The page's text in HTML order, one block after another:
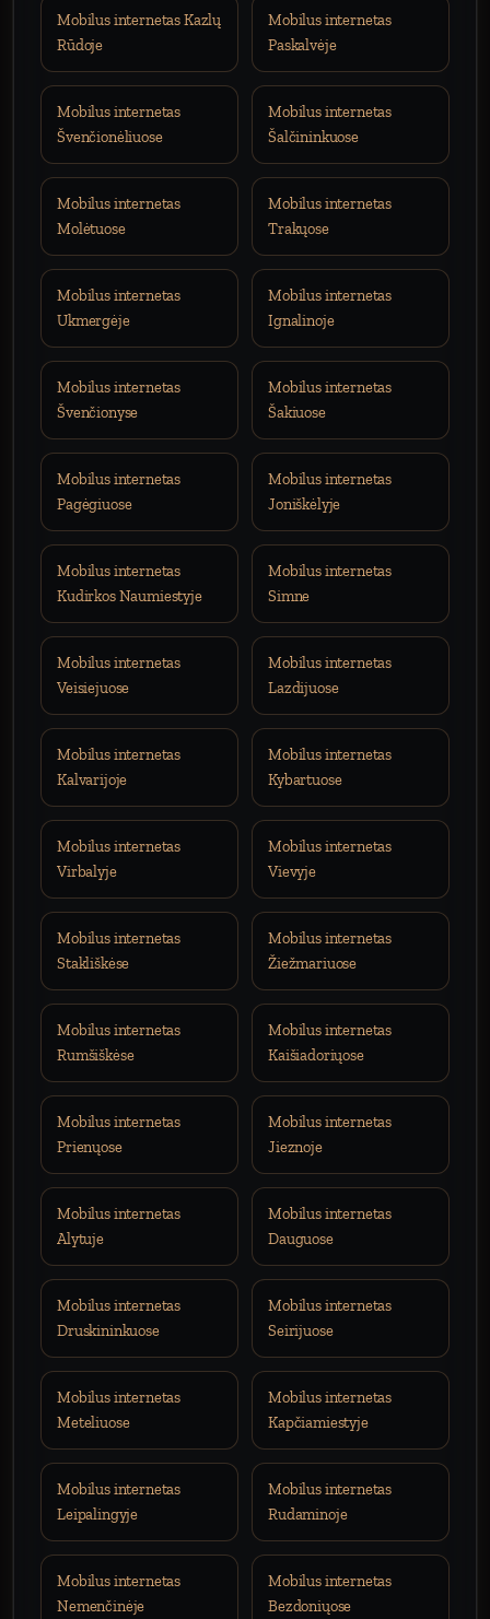
Mobilus internetas Kazlų
Rūdoje
Mobilus internetas
Paskalvėje
Mobilus internetas
Švenčionėliuose
Mobilus internetas
Šalčininkuose
Mobilus internetas
Molėtuose
Mobilus internetas
Trakųose
Mobilus internetas
Ukmergėje
Mobilus internetas
Ignalinoje
Mobilus internetas
Švenčionyse
Mobilus internetas
Šakiuose
Mobilus internetas
Pagėgiuose
Mobilus internetas
Joniškėlyje
Mobilus internetas
Kudirkos Naumiestyje
Mobilus internetas
Simne
Mobilus internetas
Veisiejuose
Mobilus internetas
Lazdijuose
Mobilus internetas
Kalvarijoje
Mobilus internetas
Kybartuose
Mobilus internetas
Virbalyje
Mobilus internetas
Vievyje
Mobilus internetas
Stakliškėse
Mobilus internetas
Žiežmariuose
Mobilus internetas
Rumšiškėse
Mobilus internetas
Kaišiadoriųose
Mobilus internetas
Prienųose
Mobilus internetas
Jieznoje
Mobilus internetas
Alytuje
Mobilus internetas
Dauguose
Mobilus internetas
Druskininkuose
Mobilus internetas
Seirijuose
Mobilus internetas
Meteliuose
Mobilus internetas
Kapčiamiestyje
Mobilus internetas
Leipalingyje
Mobilus internetas
Rudaminoje
Mobilus internetas
Nemenčinėje
Mobilus internetas
Bezdoniųose